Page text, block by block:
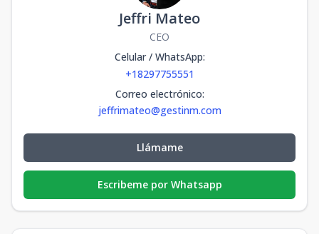
Jeffri Mateo
CEO
Celular / WhatsApp:
+18297755551
Correo electrónico:
jeffrimateo@gestinm.com
Llámame
Escribeme por Whatsapp